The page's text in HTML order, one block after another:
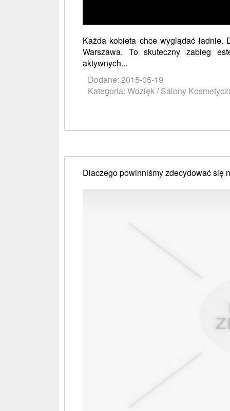
Każda kobieta chce wyglądać ładnie.
Warszawa. To skuteczny zabieg
aktywnych...
Dodane: 2015-05-19
Kategoria: Wdzięk / Salony
Dlaczego powinniśmy zdecydować się